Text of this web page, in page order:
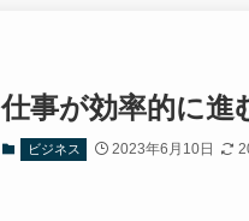
仕事が効率的に進
ビジネス 2023年6月10日